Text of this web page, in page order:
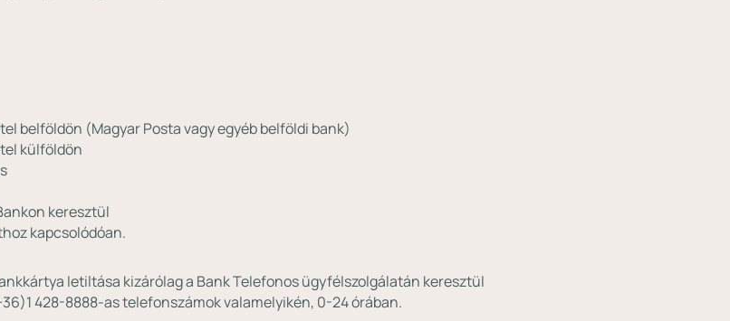
belföldön (Magyar Posta vagy egyéb belföldi bank)
külföldön
keresztül
kapcsolódóan.
letiltása kizárólag a Bank Telefonos ügyfélszolgálatán keresztül
428-8888-as telefonszámok valamelyikén, 0-24 órában.